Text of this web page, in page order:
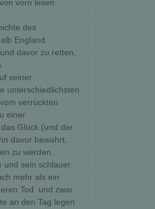
vorn lesen
des
England
davor zu retten,
seiner
unterschiedlichsten
verrückten
einer
das Glück (und der
davor bewahrt,
zu werden.
und sein schlauer
mehr als ein
Tod  und zwar
an den Tag legen